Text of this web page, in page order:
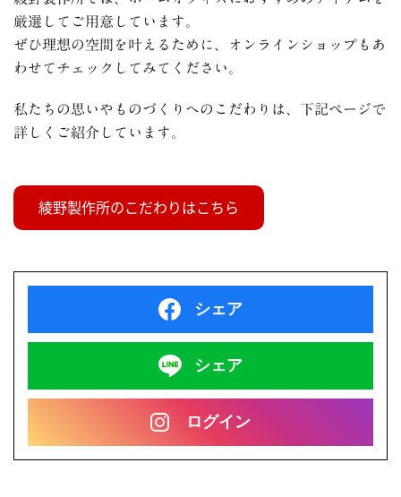
厳選してご用意しています。
ぜひ理想の空間を叶えるために、オンラインショップもあ
わせてチェックしてみてください。
私たちの思いやものづくりへのこだわりは、下記ページで
詳しくご紹介しています。
シェア
シェア
ログイン